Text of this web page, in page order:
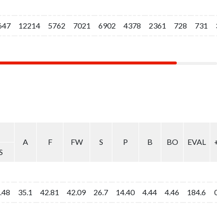
12214 5762 7021 6902 4378 2361 728 731
12214 5762 7021 6902 4378 2361 728 731
A
F FW S P B BO EVAL
35.1 42.81 42.09 26.7 14.40 4.44 4.46 184.6
A
F FW S P B BO EVAL
35.1 42.81 42.09 26.7 14.40 4.44 4.46 184.6